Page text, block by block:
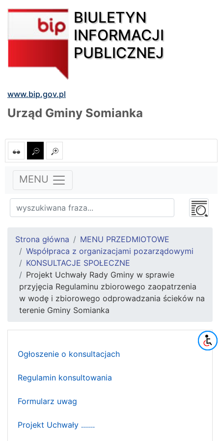
BIULETYN
INFORMACJI
PUBLICZNEJ
www.bip.gov.pl
Urząd Gminy Somianka
MENU
Strona główna
MENU PRZEDMIOTOWE
Współpraca z organizacjami pozarządowymi
KONSULTACJE SPOŁECZNE
Projekt Uchwały Rady Gminy w sprawie
przyjęcia Regulaminu zbiorowego zaopatrzenia
w wodę i zbiorowego odprowadzania ścieków na
terenie Gminy Somianka
Ogłoszenie o konsultacjach
Regulamin konsultowania
Formularz uwag
Projekt Uchwały .......